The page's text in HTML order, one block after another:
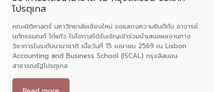
โปรตุเกส
คณะนิติศาสตร์ มหาวิทยาลัยเชียงใหม่ ขอแสดงความยินดีกับ อาจารย์
นภัทรธมณฑ์ ไก่แก้ว ในโอกาสได้รับเชิญเข้าร่วมนำเสนอผลงานทาง
วิชาการในระดับนานาชาติ เมื่อวันที่ 15 เมษายน 2569 ณ Lisbon
Accounting and Business School (ISCAL) กรุงลิสบอน
สาธารณรัฐโปรตุเกส